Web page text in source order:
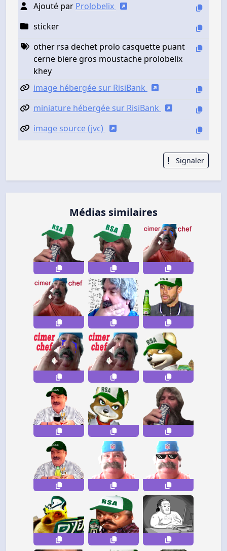
Ajouté par Prolobelix
sticker
other rsa dechet prolo casquette puant
cerne biere gros moustache prolobelix
khey
image hébergée sur RisiBank
miniature hébergée sur RisiBank
image source (jvc)
Signaler
Médias similaires